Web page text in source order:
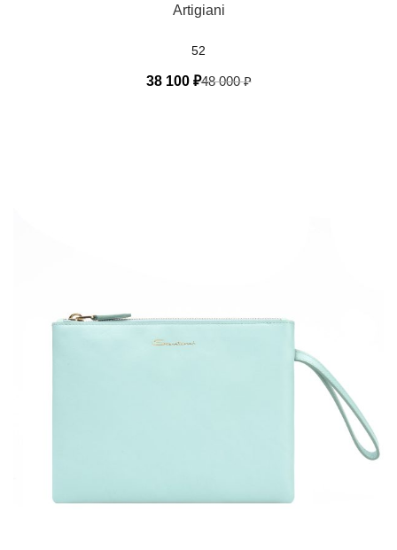
Artigiani
52
38 100 ₽48 000₽